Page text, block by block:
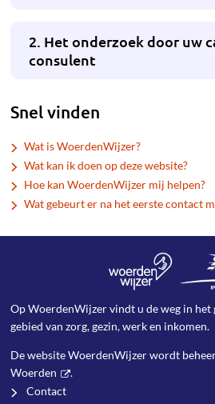
2. Het onderzoek door uw
consulent
Snel vinden
Wat is WoerdenWijzer?
Wat kan ik doen op deze website?
Hoe kan WoerdenWijzer mij helpen?
Wat gebeurt er na het eerste contact
Op WoerdenWijzer vindt u de weg in het
gebied van zorg, gezin, werk en inkomen.
De website WoerdenWijzer wordt
Woerden
.
Contact